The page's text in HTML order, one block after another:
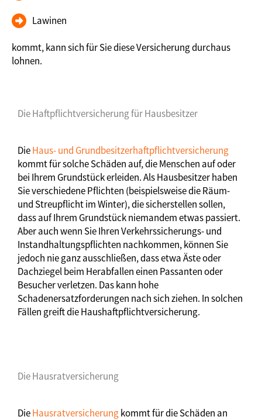
Lawinen
kommt, kann sich für Sie diese Versicherung durchaus
lohnen.
Die Haftpflichtversicherung für Hausbesitzer
DieHaus- und Grundbesitzerhaftpflichtversicherung
kommt für solche Schäden auf, die Menschen auf oder
bei Ihrem Grundstück erleiden. Als Hausbesitzer haben
Sie verschiedene Pflichten (beispielsweise die Räum-
und Streupflicht im Winter), die sicherstellen sollen,
dass auf Ihrem Grundstück niemandem etwas passiert.
Aber auch wenn Sie Ihren Verkehrssicherungs- und
Instandhaltungspflichten nachkommen, können Sie
jedoch nie ganz ausschließen, dass etwa Äste oder
Dachziegel beim Herabfallen einen Passanten oder
Besucher verletzen. Das kann hohe
Schadenersatzforderungen nach sich ziehen. In solchen
Fällen greift die Haushaftpflichtversicherung.
Die Hausratversicherung
DieHausratversicherungkommt für die Schäden an